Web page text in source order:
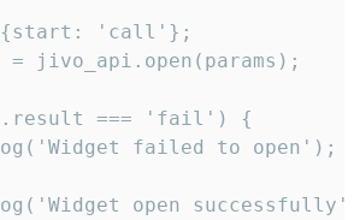
{start: 'call'};
jivo_api.open(params);
=== 'fail') {
failed to open');
open